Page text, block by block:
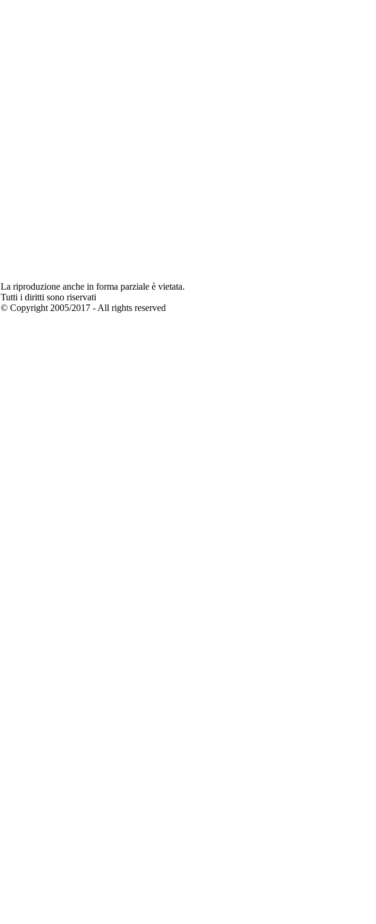
La riproduzione anche in forma parziale è vietata.
Tutti i diritti sono riservati
© Copyright 2005/2017 - All rights reserved